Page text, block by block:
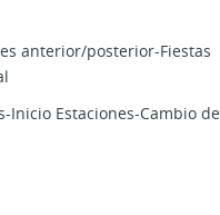
anterior/posterior-Fiestas
Inicio Estaciones-Cambio